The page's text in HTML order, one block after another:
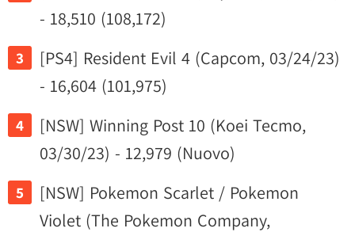
- 18,510 (108,172)
[PS4] Resident Evil 4 (Capcom, 03/24/23)
- 16,604 (101,975)
[NSW] Winning Post 10 (Koei Tecmo,
03/30/23) - 12,979 (Nuovo)
[NSW] Pokemon Scarlet / Pokemon
Violet (The Pokemon Company,